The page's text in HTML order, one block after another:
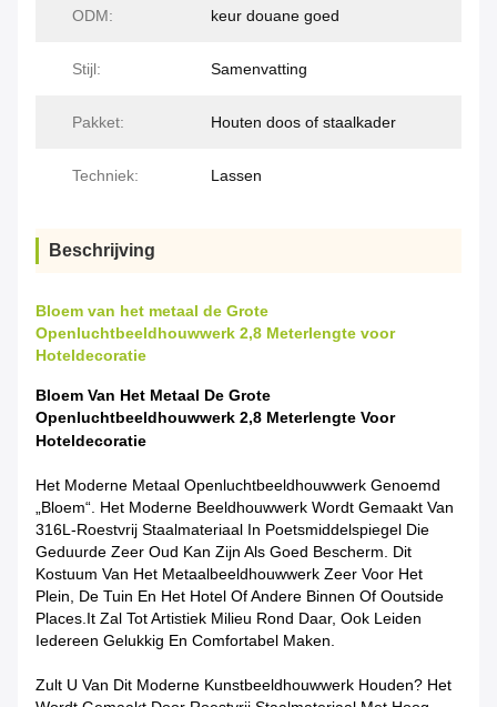
ODM: keur douane goed
Stijl: Samenvatting
Pakket: Houten doos of staalkader
Techniek: Lassen
Beschrijving
Bloem van het metaal de Grote
Openluchtbeeldhouwwerk 2,8 Meterlengte voor
Hoteldecoratie
Bloem Van Het Metaal De Grote
Openluchtbeeldhouwwerk 2,8 Meterlengte Voor
Hoteldecoratie
Het Moderne Metaal Openluchtbeeldhouwwerk Genoemd
„Bloem“. Het Moderne Beeldhouwwerk Wordt Gemaakt Van
316L-Roestvrij Staalmateriaal In Poetsmiddelspiegel Die
Geduurde Zeer Oud Kan Zijn Als Goed Bescherm. Dit
Kostuum Van Het Metaalbeeldhouwwerk Zeer Voor Het
Plein, De Tuin En Het Hotel Of Andere Binnen Of Ooutside
Places.it Zal Tot Artistiek Milieu Rond Daar, Ook Leiden
Iedereen Gelukkig En Comfortabel Maken.
Zult U Van Dit Moderne Kunstbeeldhouwwerk Houden? Het